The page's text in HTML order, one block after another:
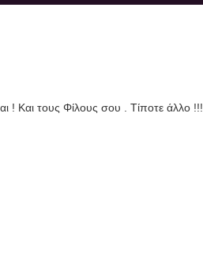
! Και τους Φίλους σου . Τίποτε άλλο !!!